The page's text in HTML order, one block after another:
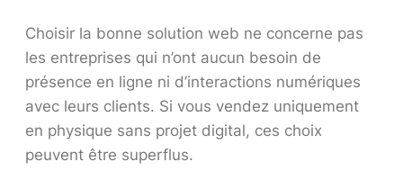
Choisir la bonne solution web ne concerne pas
les entreprises qui n’ont aucun besoin de
présence en ligne ni d’interactions numériques
avec leurs clients. Si vous vendez uniquement
en physique sans projet digital, ces choix
peuvent être superflus.